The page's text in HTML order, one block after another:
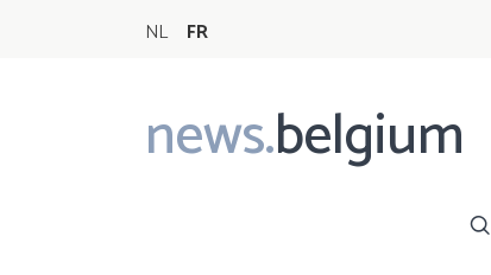
NL FR
news.belgium
Main
navigation